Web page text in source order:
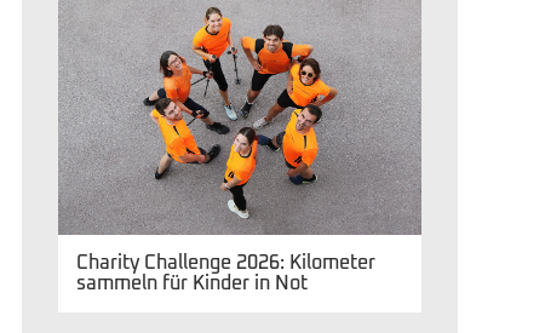
Charity Challenge 2026: Kilometer
sammeln für Kinder in Not